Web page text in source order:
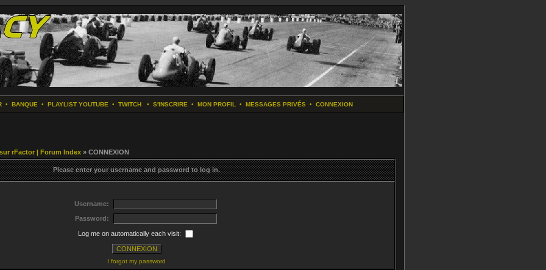
• BANQUE • PLAYLIST YOUTUBE • TWITCH• S'INSCRIRE • MON PROFIL • MESSAGES PRIVÉS• CONNEXION
rFactor | Forum Index » CONNEXION
Please enter your username and password to log in.
Username:
Password:
Log me on automatically each visit:
I forgot my password